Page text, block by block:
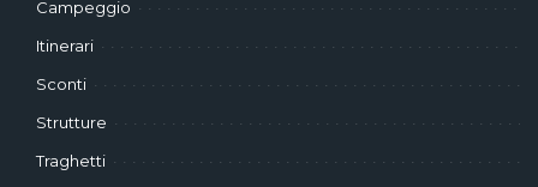
Campeggio
Itinerari
Sconti
Strutture
Traghetti